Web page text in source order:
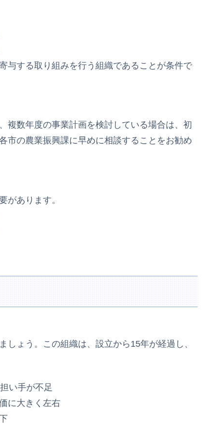
与する取り組みを行う組織であることが条件で
複数年度の事業計画を検討している場合は、初
市の農業振興課に早めに相談することをお勧め
があります。
しょう。この組織は、設立から15年が経過し、
い手が不足
に大きく左右